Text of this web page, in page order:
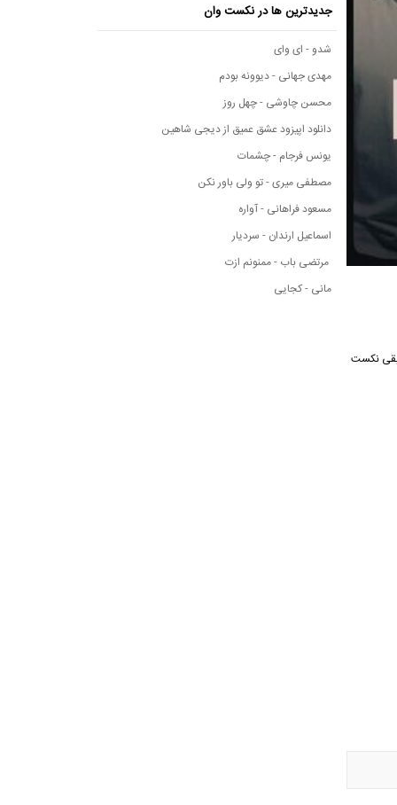
موسیقی نکست
جدیدترین ها در نکست وان
شدو - ای وای
مهدی جهانی - دیوونه بودم
محسن چاوشی - چهل روز
دانلود اپیزود عشق عمیق از دیجی شاهین
یونس فرجام - چشمات
مصطفی میری - تو ولی باور نکن
مسعود فراهانی - آواره
اسماعیل ارندان - سردیار
مرتضی باب - ممنونم ازت
مانی - کجایی